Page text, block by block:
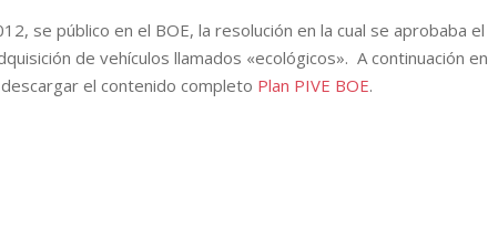
se público en el BOE, la resolución en la cual se aprobaba el
de vehículos llamados «ecológicos». A continuación en
el contenido completo Plan PIVE BOE.